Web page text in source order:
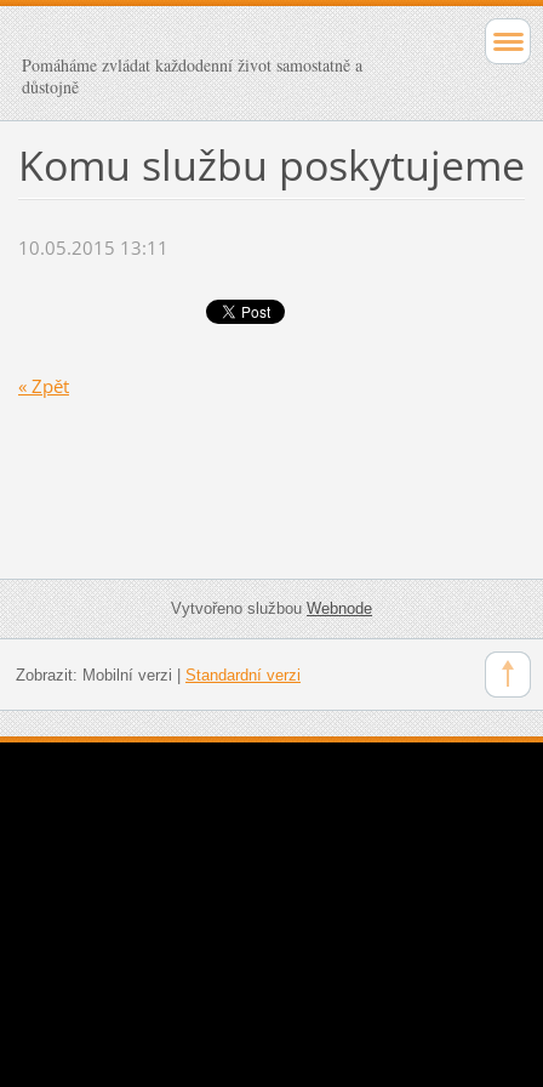
Pomáháme zvládat každodenní život samostatně a
důstojně
Komu službu poskytujeme
10.05.2015 13:11
« Zpět
Vytvořeno službouWebnode
Zobrazit: Mobilní verzi Standardní verzi